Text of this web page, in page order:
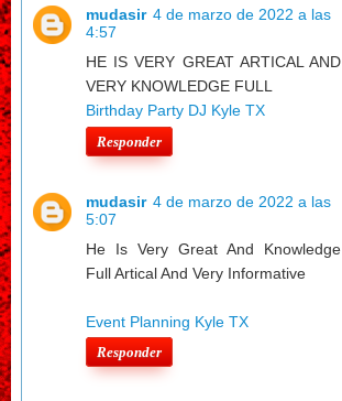
mudasir 4 de marzo de 2022 a las
4:57
HE IS VERY GREAT ARTICAL AND
VERY KNOWLEDGE FULL
Birthday Party DJ Kyle TX
Responder
mudasir 4 de marzo de 2022 a las
5:07
He Is Very Great And Knowledge
Full Artical And Very Informative
Event Planning Kyle TX
Responder